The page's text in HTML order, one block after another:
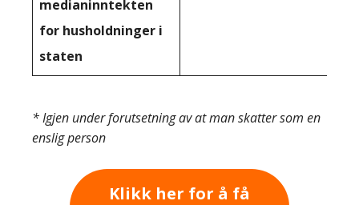
medianinntekten
for husholdninger i
staten
* Igjen under forutsetning av at man skatter som en
enslig person
Klikk her for å få